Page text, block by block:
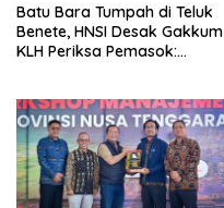
Batu Bara Tumpah di Teluk
Benete, HNSI Desak Gakkum
KLH Periksa Pemasok: